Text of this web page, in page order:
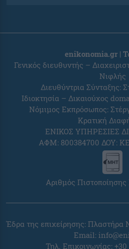
enikonomia.gr |
Γενικός διευθυντής –
Νιφλής
Διευθύντρια Σύνταξης:
Ιδιοκτησία – Δικαιούχος
Νόμιμος Εκπρόσωπος:
Κρατική
ΕΝΙΚΟΣ ΥΠΗΡΕΣΙΕΣ
ΑΦΜ: 800384700 ΔΟΥ:
Αριθμός
Έδρα της επιχείρησης: Πλαστήρα
Email:
Τηλ. Επικοινωνίας: